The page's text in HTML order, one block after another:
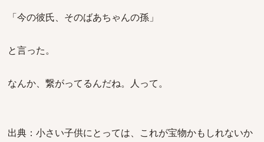
「今の彼氏、そのばあちゃんの孫」
と言った。
なんか、繋がってるんだね。人って。
出典：小さい子供にとっては、これが宝物かもしれないか